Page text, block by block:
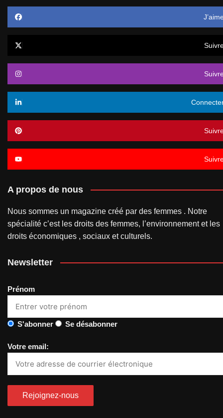
A propos de nous
Nous sommes un magazine créé par des femmes . Notre
spécialité c’est les droits des femmes, l’environnement et les
droits économiques , sociaux et culturels.
Newsletter
Prénom
S'abonner Se désabonner
Votre email: